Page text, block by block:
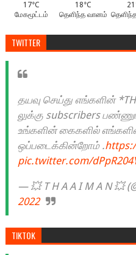
17°C
மேகமூட்டம்
18°C
தெளிந்த வானம்
TWITTER
தயவு செய்து எங்களின்
லுக்கு subscribers
உங்களின் கைகளில்
ஒப்படைக்கின்றோம் .
pic.twitter.com/
— 💥 T H A A I M A N 💥
2022
TIKTOK